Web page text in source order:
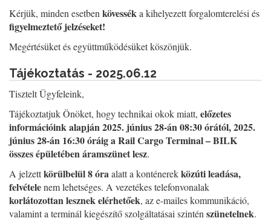
Kérjük, minden esetben kövesséka kihelyezett forgalomterelési és
figyelmeztető jelzéseket!
Megértésüket és együttműködésüket köszönjük.
Tájékoztatás - 2025.06.12
Tisztelt Ügyfeleink,
Tájékoztatjuk Önöket, hogy technikai okok miatt, előzetes
információink alapján 2025. június 28-án 08:30 órától, 2025.
június 28-án 16:30 óráig a Rail Cargo Terminal – BILK
összes épületében áramszünet lesz.
A jelzettkörülbelül 8 óraalatt a konténerekközúti leadása,
felvételenem lehetséges. A vezetékes telefonvonalak
korlátozottan lesznek elérhetőek, az e-mailes kommunikáció,
valamint a terminál kiegészítő szolgáltatásai szintén szünetelnek.